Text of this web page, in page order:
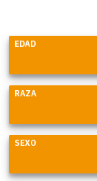
EDAD
RAZA
SEXO